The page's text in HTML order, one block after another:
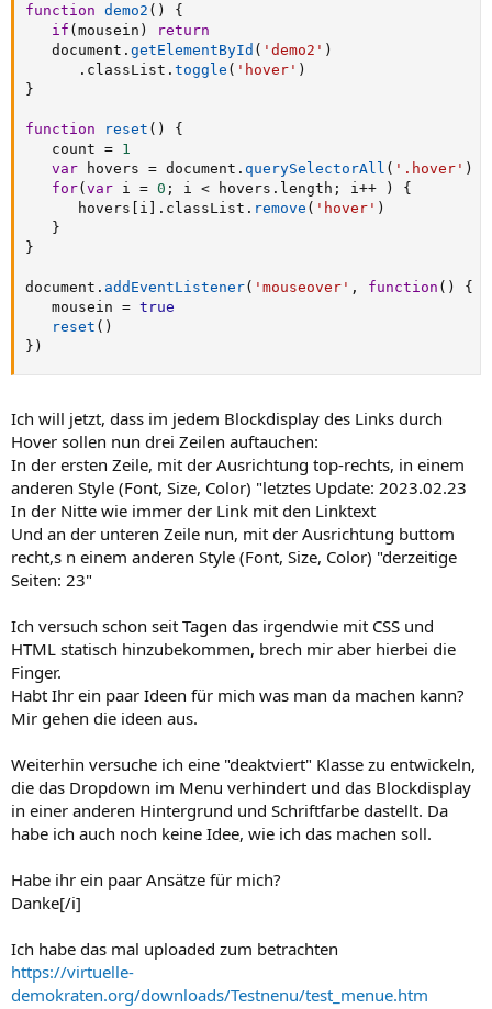
function demo2 ( )
{
if ( mousein )
return
   document
. getElementById ( 'demo2' )
. classList . toggle ( 'hover' )
}
function reset ( )
{
   count
= 1
var hovers = document . querySelectorAll ( '.hover' )
for( var i = 0 ; i < hovers . length ; i++ )
{
      hovers
i . classList . remove ( 'hover' )
}
}
document . addEventListener( 'mouseover' , function ( )
{
   mousein
= true
reset ( )
} )
Ich will jetzt, dass im jedem Blockdisplay des Links durch
Hover sollen nun drei Zeilen auftauchen:
In der ersten Zeile, mit der Ausrichtung top-rechts, in einem
anderen Style (Font, Size, Color) "letztes Update: 2023.02.23
In der Nitte wie immer der Link mit den Linktext
Und an der unteren Zeile nun, mit der Ausrichtung buttom
recht,s n einem anderen Style (Font, Size, Color) "derzeitige
Seiten: 23"
Ich versuch schon seit Tagen das irgendwie mit CSS und
HTML statisch hinzubekommen, brech mir aber hierbei die
Finger.
Habt Ihr ein paar Ideen für mich was man da machen kann?
Mir gehen die ideen aus.
Weiterhin versuche ich eine "deaktviert" Klasse zu entwickeln,
die das Dropdown im Menu verhindert und das Blockdisplay
in einer anderen Hintergrund und Schriftfarbe dastellt. Da
habe ich auch noch keine Idee, wie ich das machen soll.
Habe ihr ein paar Ansätze für mich?
Danke[/i]
Ich habe das mal uploaded zum betrachten
https://virtuelle-
demokraten.org/downloads/Testnenu/test_menue.htm